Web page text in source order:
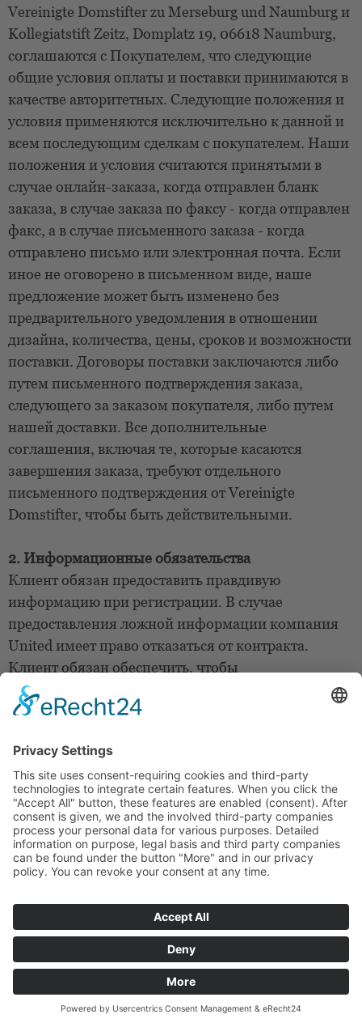
Vereinigte Domstifter zu Merseburg und Naumburg и
Kollegiatstift Zeitz, Domplatz 19, 06618 Naumburg,
соглашаются с Покупателем, что следующие
общие условия оплаты и поставки принимаются в
качестве авторитетных. Следующие положения и
условия применяются исключительно к данной и
всем последующим сделкам с покупателем. Наши
положения и условия считаются принятыми в
случае онлайн-заказа, когда отправлен бланк
заказа, в случае заказа по факсу - когда отправлен
факс, а в случае письменного заказа - когда
отправлено письмо или электронная почта. Если
иное не оговорено в письменном виде, наше
предложение может быть изменено без
предварительного уведомления в отношении
дизайна, количества, цены, сроков и возможности
поставки. Договоры поставки заключаются либо
путем письменного подтверждения заказа,
следующего за заказом покупателя, либо путем
нашей доставки. Все дополнительные
соглашения, включая те, которые касаются
завершения заказа, требуют отдельного
письменного подтверждения от Vereinigte
Domstifter, чтобы быть действительными.
2. Информационные обязательства
Клиент обязан предоставить правдивую
информацию при регистрации. В случае
предоставления ложной информации компания
United имеет право отказаться от контракта.
Клиент обязан обеспечить, чтобы
предоставленный им адрес электронной почты
был доступен и чтобы получение сообщений не
переполнению учетной записи электронной
почты.
3. Цены продажи
Цены указаны без учета стоимости доставки и с
учетом действующего в Германии налога на
поставкой проходит более 4 месяцев без
просрочки продавца, продавец имеет право
передать покупателю увеличение прейскурантной
цены по истечении 4 месяцев. Такое повышение
цены не требует согласия покупателя. Однако
цены, указанные в подтверждении заказа,